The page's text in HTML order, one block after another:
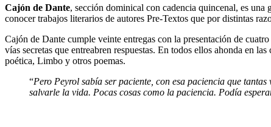
Cajón de Dante, sección dominical con cadencia quincenal, es una
conocer trabajos literarios de autores Pre-Textos que por distintas
Cajón de Dante cumple veinte entregas con la presentación de
vías secretas que entreabren respuestas. En todos ellos ahonda en
poética, Limbo y otros poemas.
“Pero Peyrol sabía ser paciente, con esa paciencia que
salvarle la vida. Pocas cosas como la paciencia. Podía